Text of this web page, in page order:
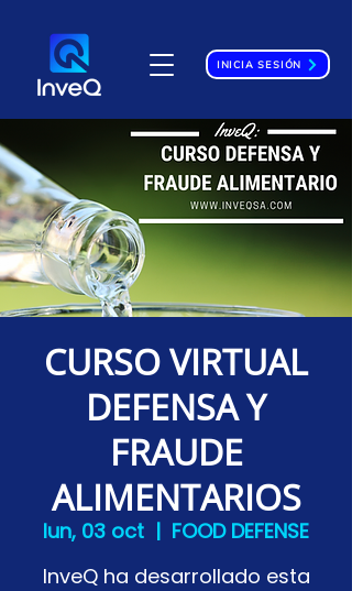
INICIA SESIÓN
CURSO VIRTUAL
DEFENSA Y
FRAUDE
ALIMENTARIOS
lun, 03 oct
  |
FOOD DEFENSE
InveQ ha desarrollado esta